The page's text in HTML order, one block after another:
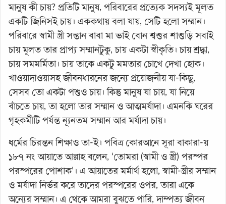
মানুষ কী চায়? প্রতিটি মানুষ, পরিবারের প্রত্যেক সদস্যই মূলত
একটি জিনিসই চায়। এককথায় বলা যায়, সেটি হলো সম্মান।
পরিবারে স্বামী স্ত্রী সন্তান বাবা মা ভাই বোন শ্বশুর শাশুড়ি সবাই
চায় মূলত তার প্রাপ্য সম্মানটুকু, চায় একটা স্বীকৃতি। চায় শ্রদ্ধা,
চায় সমমর্মিতা। চায় তাকে একটু মমতার চোখে দেখা হোক।
খাওয়াদাওয়াসহ জীবনধারনের জন্যে প্রয়োজনীয় যা-কিছু,
সেসব তো একটা পশুও চায়। কিন্তু মানুষ যা চায়, যা নিয়ে
বাঁচতে চায়, তা হলো তার সম্মান ও আত্মমর্যাদা। এমনকি ঘরের
গৃহকর্মীটি পর্যন্ত ন্যূনতম সম্মান আর মর্যাদা চায়।
ধর্মের চিরন্তন শিক্ষাও তা-ই। পবিত্র কোরআনে সূরা বাকারা-য়
১৮৭ নং আয়াতে আল্লাহ বলেন, ‘তোমরা (স্বামী ও স্ত্রী) পরস্পর
পরস্পরের পোশাক’। এ আয়াতের মর্মার্থ হলো, স্বামী-স্ত্রীর সম্মান
ও মর্যাদা নির্ভর করে তাদের পরস্পরের ওপর, তারা একে
অন্যের সম্মান। এ থেকে আমরা বুঝতে পারি, দাম্পত্য জীবন